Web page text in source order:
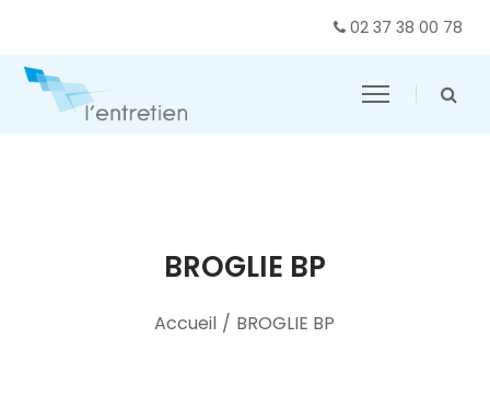
02 37 38 00 78
BROGLIE BP
Accueil / BROGLIE BP